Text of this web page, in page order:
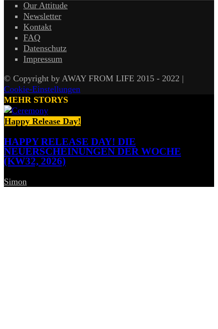
Our Attitude
Newsletter
Kontakt
FAQ
Datenschutz
Impressum
© Copyright by AWAY FROM LIFE 2015 - 2022 |
Cookie-Einstellungen
MEHR STORYS
Happy Release Day!
HAPPY RELEASE DAY! DIE
NEUERSCHEINUNGEN DER WOCHE
(KW32, 2026)
Simon